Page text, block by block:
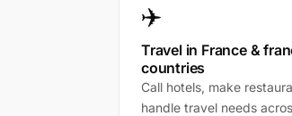
✈️
Travel in France &
countries
Call hotels, make
handle travel needs